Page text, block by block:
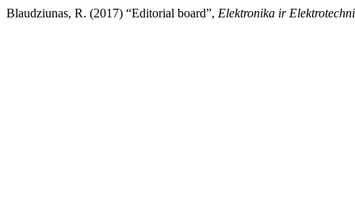
Blaudziunas, R. (2017) “Editorial board”, Elektronika ir